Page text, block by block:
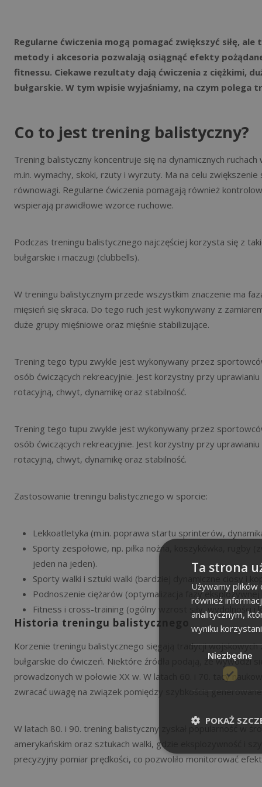
Regularne ćwiczenia mogą pomagać zwiększyć siłę,
metody i akcesoria pozwalają osiągnąć efekty
fitnessu. Ciekawe rezultaty dają ćwiczenia z ciężkimi,
bułgarskie. W tym wpisie wyjaśniamy, na czym
Co to jest trening balistyczny?
Trening balistyczny koncentruje się na dynamicznych
m.in. wymachy, skoki, rzuty i wyrzuty. Ma na celu
równowagi. Regularne ćwiczenia pomagają również
wspierają prawidłowe wzorce ruchowe.
Podczas treningu balistycznego najczęściej korzysta się z
bułgarskie i maczugi (clubbells).
W treningu balistycznym przede wszystkim znaczenie ma
mięsień się skraca. Do tego ruch jest wykonywany z
duże grupy mięśniowe oraz mięśnie stabilizujące.
Trening tego typu zwykle jest wykonywany przez
osób ćwiczących rekreacyjnie. Jest korzystny przy
rotacyjną, chwyt, dynamikę oraz stabilność.
Trening tego tupu zwykle jest wykonywany przez
osób ćwiczących rekreacyjnie. Jest korzystny przy
rotacyjną, chwyt, dynamikę oraz stabilność.
Zastosowanie treningu balistycznego w sporcie:
Lekkoatletyka (m.in. poprawa startu sprinterów,
Sporty zespołowe, np. piłka nożna, koszykówka, rugby
jeden na jeden).
Sporty walki i sztuki walki (bardziej dynamiczne ciosy i
Podnoszenie ciężarów (optymalizacja fazy
Fitness i cross-training (ogólny wzrost siły, wydolności i
Historia treningu balistycznego
Korzenie treningu balistycznego sięgają tradycji
bułgarskie do ćwiczeń. Niektóre źródła podają, że wywodzi
prowadzonych w połowie XX w. W latach 60. i 70. tacy
zwracać uwagę na związek pomiędzy szybkością
W latach 80. i 90. trening balistyczny zyskał popularność w
amerykańskim oraz sztukach walki, gdzie eksplozywność i
precyzyjny pomiar prędkości, co pozwoliło monitorować
Ta strona
Używamy plików
również
analitycznym,
wyniku
Niezbędne
POKAŻ